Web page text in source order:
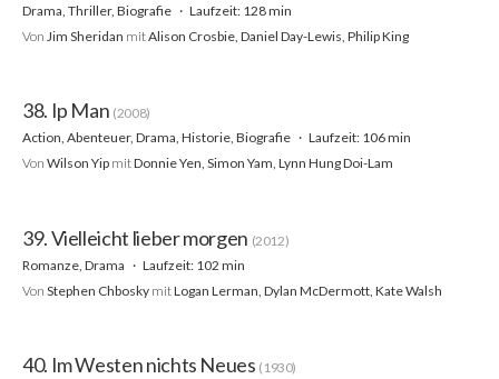
Drama, Thriller, Biografie
Laufzeit: 128 min
Von Jim Sheridan mitAlison Crosbie, Daniel Day-Lewis, Philip King
38. Ip Man (2008)
Action, Abenteuer, Drama, Historie, Biografie
Laufzeit: 106 min
Von Wilson Yip mitDonnie Yen, Simon Yam, Lynn Hung Doi-Lam
39. Vielleicht lieber morgen (2012)
Romanze, Drama
Laufzeit: 102 min
Von Stephen Chbosky mitLogan Lerman, Dylan McDermott, Kate Walsh
40. Im Westen nichts Neues (1930)